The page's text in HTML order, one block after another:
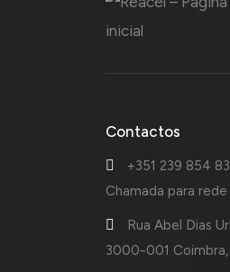
Contactos
+351 239 854
Chamada para
Rua Abel Dias
3000-001